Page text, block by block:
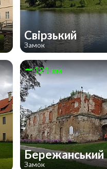
Свірзький
Замок
121 км
Бережанський
Замок